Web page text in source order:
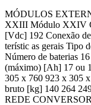
MÓDULOS
XXIII Módulo XXIV
[Vdc] 192 Conexão
terístic as gerais Tipo
Número de baterias
(máximo) [Ah] 17 ou
305 x 760 923 x 305
bruto [kg] 140 264
REDE